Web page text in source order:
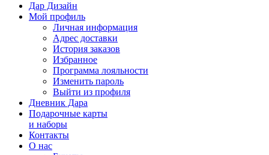
Дар Дизайн
Мой профиль
Личная информация
Адрес доставки
История заказов
Избранное
Программа лояльности
Изменить пароль
Выйти из профиля
Дневник Дара
Подарочные карты
и наборы
Контакты
О нас